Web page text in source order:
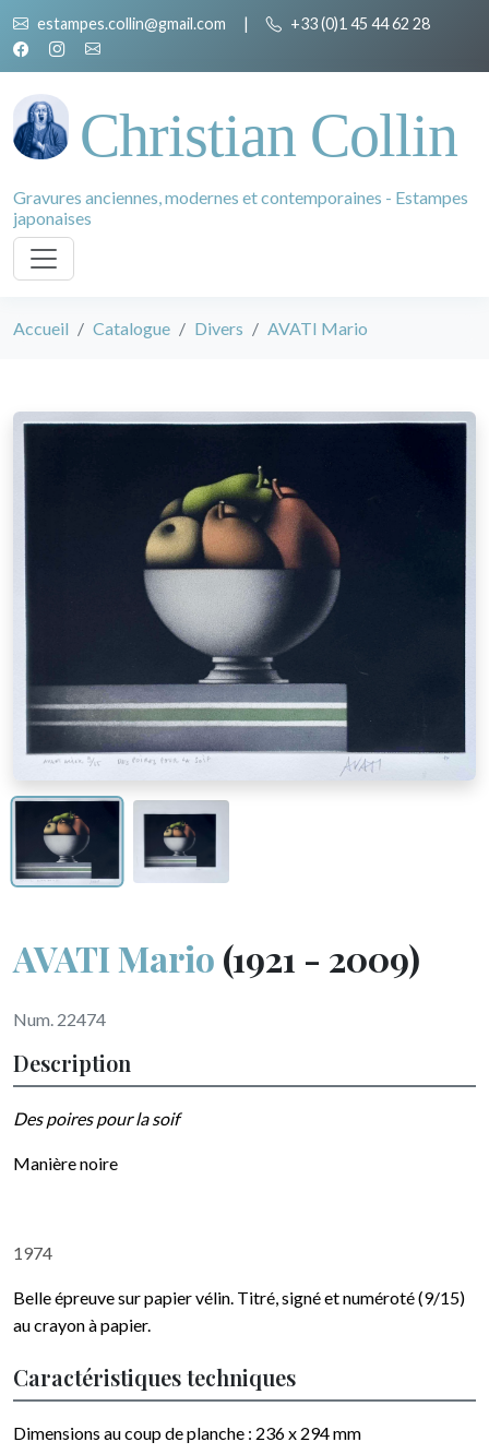
estampes.collin@gmail.com | +33 (0)1 45 44 62 28
Christian Collin
Gravures anciennes, modernes et contemporaines - Estampes
japonaises
Accueil Catalogue Divers AVATI Mario
AVATI Mario (1921 - 2009)
Num. 22474
Description
Des poires pour la soif
Manière noire
1974
Belle épreuve sur papier vélin. Titré, signé et numéroté (9/15)
au crayon à papier.
Caractéristiques techniques
Dimensions au coup de planche : 236 x 294mm